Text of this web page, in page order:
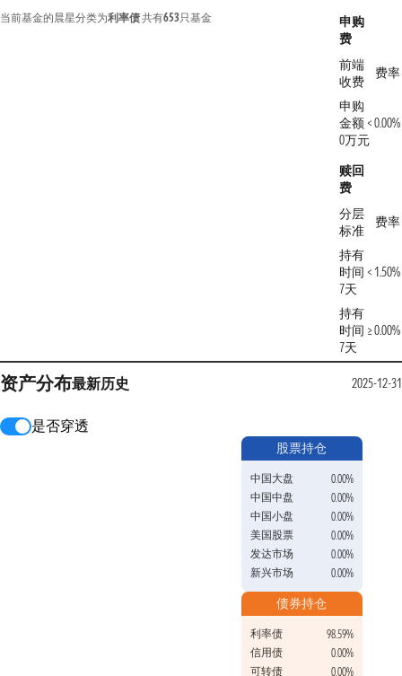
当前基金的晨星分类为利率债共有653只基金
申购
费
前端
收费
费率
申购
金额 <
0万元
0.00%
赎回
费
分层
标准
费率
持有
时间 <
7天
1.50%
持有
时间 ≥
7天
0.00%
资产分布最新历史 2025-12-31
是否穿透
股票持仓
中国大盘
0.00%
中国中盘
0.00%
中国小盘
0.00%
美国股票
0.00%
发达市场
0.00%
新兴市场
0.00%
债券持仓
利率债
98.59%
信用债
0.00%
可转债
0.00%